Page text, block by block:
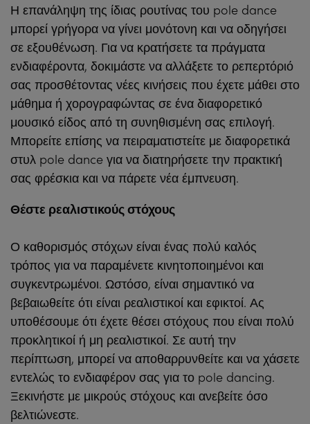
Η επανάληψη της ίδιας ρουτίνας του pole dance
μπορεί γρήγορα να γίνει μονότονη και να οδηγήσει
σε εξουθένωση. Για να κρατήσετε τα πράγματα
ενδιαφέροντα, δοκιμάστε να αλλάξετε το ρεπερτόριό
σας προσθέτοντας νέες κινήσεις που έχετε μάθει στο
μάθημα ή χορογραφώντας σε ένα διαφορετικό
μουσικό είδος από τη συνηθισμένη σας επιλογή.
Μπορείτε επίσης να πειραματιστείτε με διαφορετικά
στυλ pole dance για να διατηρήσετε την πρακτική
σας φρέσκια και να πάρετε νέα έμπνευση.
Θέστε ρεαλιστικούς στόχους
Ο καθορισμός στόχων είναι ένας πολύ καλός
τρόπος για να παραμένετε κινητοποιημένοι και
συγκεντρωμένοι. Ωστόσο, είναι σημαντικό να
βεβαιωθείτε ότι είναι ρεαλιστικοί και εφικτοί. Ας
υποθέσουμε ότι έχετε θέσει στόχους που είναι πολύ
προκλητικοί ή μη ρεαλιστικοί. Σε αυτή την
περίπτωση, μπορεί να αποθαρρυνθείτε και να χάσετε
εντελώς το ενδιαφέρον σας για το pole dancing.
Ξεκινήστε με μικρούς στόχους και ανεβείτε όσο
βελτιώνεστε.